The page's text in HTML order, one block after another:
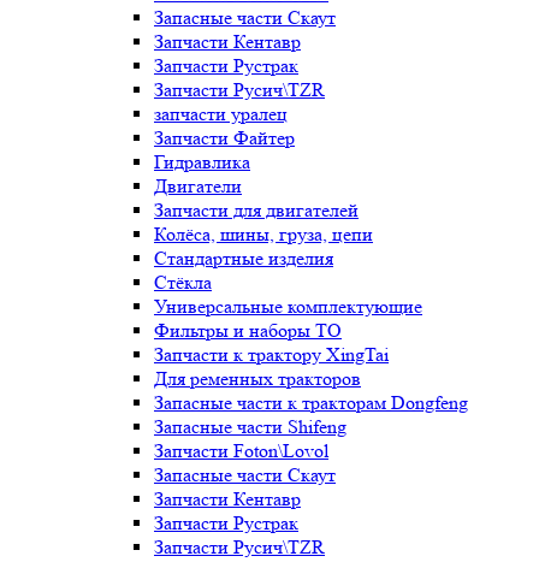
Запасные части Скаут
Запчасти Кентавр
Запчасти Рустрак
Запчасти Русич\TZR
запчасти уралец
Запчасти Файтер
Гидравлика
Двигатели
Запчасти для двигателей
Колёса, шины, груза, цепи
Стандартные изделия
Стёкла
Универсальные комплектующие
Фильтры и наборы ТО
Запчасти к трактору XingTai
Для ременных тракторов
Запасные части к тракторам Dongfeng
Запасные части Shifeng
Запчасти Foton\Lovol
Запасные части Скаут
Запчасти Кентавр
Запчасти Рустрак
Запчасти Русич\TZR